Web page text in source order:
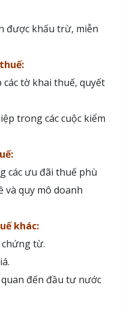
được khấu trừ, miễn
các tờ khai thuế, quyết
trong các cuộc kiểm
các ưu đãi thuế phù
và quy mô doanh
khác:
từ.
đến đầu tư nước